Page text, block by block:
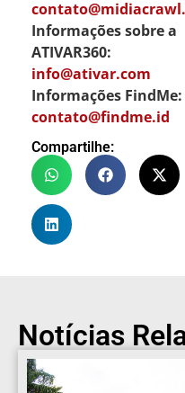
Informações sobre a
ATIVAR360:
info@ativar.com
Informações FindMe:
contato@findme.id
Compartilhe:
Notícias